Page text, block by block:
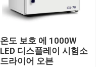
온도 보호 에 1000W
LED 디스플레이 시험소
드라이어 오븐